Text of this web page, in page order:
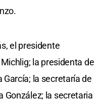
el presidente
la presidenta de
García; la secretaría de
González; la secretaria